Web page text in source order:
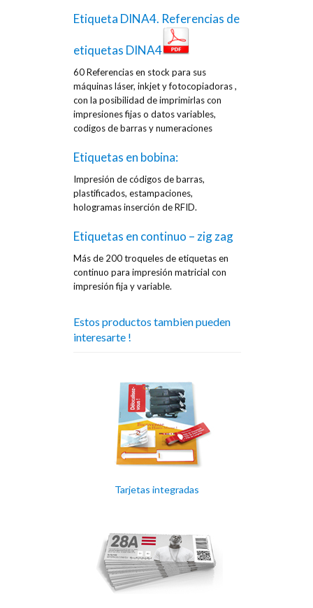
Etiqueta DINA4. Referencias de
etiquetas DINA4
60 Referencias en stock para sus
máquinas láser, inkjet y fotocopiadoras ,
con la posibilidad de imprimirlas con
impresiones fijas o datos variables,
codigos de barras y numeraciones
Etiquetas en bobina:
Impresión de códigos de barras,
plastificados, estampaciones,
hologramas inserción de RFID.
Etiquetas en continuo – zig zag
Más de 200 troqueles de etiquetas en
continuo para impresión matricial con
impresión fija y variable.
Estos productos tambien pueden
interesarte !
Tarjetas integradas